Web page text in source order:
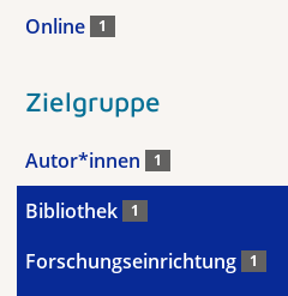
Online 1
Zielgruppe
Autor*innen 1
Bibliothek 1
Forschungseinrichtung 1